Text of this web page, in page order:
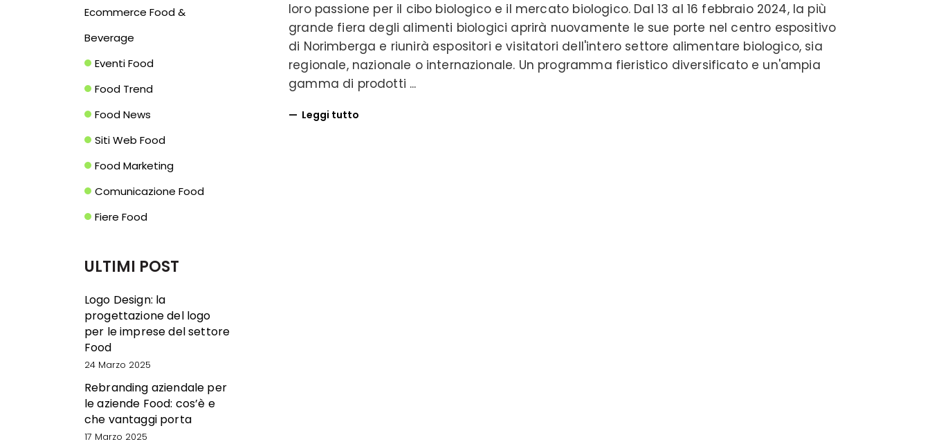
loro passione per il cibo biologico e il mercato biologico. Dal 13 al 16 febbraio 2024, la più
grande fiera degli alimenti biologici aprirà nuovamente le sue porte nel centro espositivo
di Norimberga e riunirà espositori e visitatori dell'intero settore alimentare biologico, sia
regionale, nazionale o internazionale. Un programma fieristico diversificato e un'ampia
gamma di prodotti
Leggi tutto
Ecommerce Food &
Beverage
Eventi Food
Food Trend
Food News
Siti Web Food
Food Marketing
Comunicazione Food
Fiere Food
ULTIMI POST
Logo Design: la
progettazione del logo
per le imprese del settore
Food
24 Marzo 2025
Rebranding aziendale per
le aziende Food: cos’è e
che vantaggi porta
17 Marzo 2025